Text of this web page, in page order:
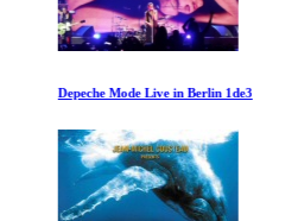
Depeche Mode Live in Berlin 1de3